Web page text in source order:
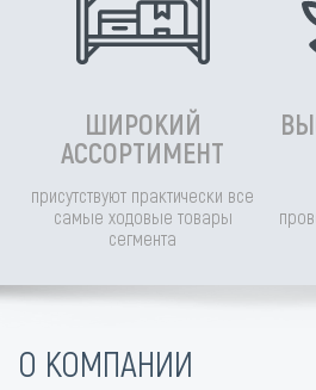
ШИРОКИЙ
АССОРТИМЕНТ
присутствуют практически все
самые ходовые товары
сегмента
О КОМПАНИИ